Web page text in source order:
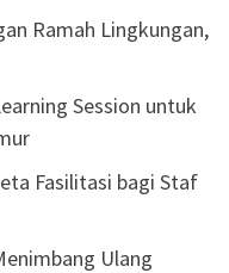
Ramah Lingkungan,
Session untuk
Fasilitasi bagi Staf
Ulang